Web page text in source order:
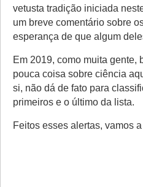
vetusta tradição iniciada
um breve comentário sobre
esperança de que algum
Em 2019, como muita gente,
pouca coisa sobre ciência
si, não dá de fato para
primeiros e o último da lista.
Feitos esses alertas, vamos